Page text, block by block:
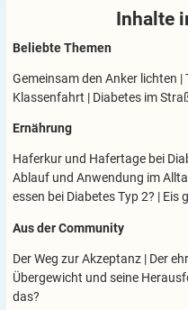
Inhalte
Beliebte Themen
Gemeinsam den Anker lichten |
Klassenfahrt | Diabetes im
Ernährung
Haferkur und Hafertage bei
Ablauf und Anwendung im
essen bei Diabetes Typ 2? | Eis
Aus der Community
Der Weg zur Akzeptanz | Der
Übergewicht und seine
das?